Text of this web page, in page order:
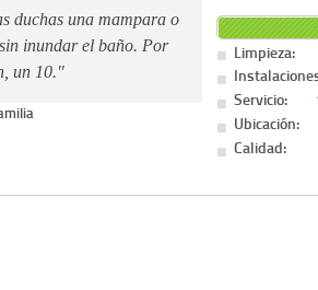
duchas una mampara o
inundar el baño. Por
un 10."
Limpieza:
Servicio:
Ubicación:
Calidad: